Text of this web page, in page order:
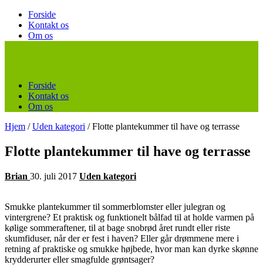
Forside
Kontakt os
Om os
Forside
Kontakt os
Om os
Hjem / Uden kategori / Flotte plantekummer til have og terrasse
Flotte plantekummer til have og terrasse
Brian 30. juli 2017 Uden kategori
Smukke plantekummer til sommerblomster eller julegran og
vintergrene? Et praktisk og funktionelt bålfad til at holde varmen på
kølige sommeraftener, til at bage snobrød året rundt eller riste
skumfiduser, når der er fest i haven? Eller går drømmene mere i
retning af praktiske og smukke højbede, hvor man kan dyrke skønne
krydderurter eller smagfulde grøntsager?